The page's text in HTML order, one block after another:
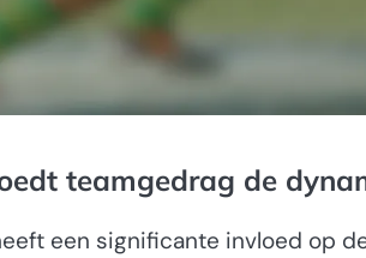
teamgedrag de
een significante invloed op